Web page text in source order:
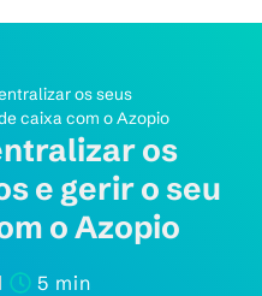
os seus
caixa com o Azopio
os
e gerir o seu
o Azopio
5 min